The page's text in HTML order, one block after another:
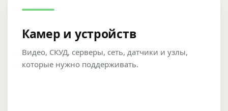
Камер и устройств
Видео, СКУД, серверы, сеть, датчики и узлы,
которые нужно поддерживать.